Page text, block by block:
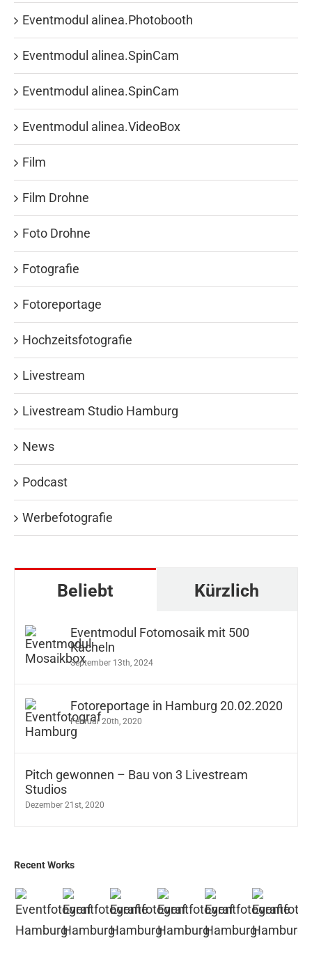
Eventmodul alinea.Photobooth
Eventmodul alinea.SpinCam
Eventmodul alinea.SpinCam
Eventmodul alinea.VideoBox
Film
Film Drohne
Foto Drohne
Fotografie
Fotoreportage
Hochzeitsfotografie
Livestream
Livestream Studio Hamburg
News
Podcast
Werbefotografie
Beliebt Kürzlich
Eventmodul Fotomosaik mit 500
Kacheln
September 13th, 2024
Fotoreportage in Hamburg 20.02.2020
Februar 20th, 2020
Pitch gewonnen – Bau von 3 Livestream
Studios
Dezember 21st, 2020
Recent Works